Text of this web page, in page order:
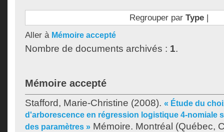
Regrouper par Type|
Aller à Mémoire accepté
Nombre de documents archivés : 1.
Mémoire accepté
Stafford, Marie-Christine (2008). « Étude du
d'arborescence en régression logistique 4-nomiale
des paramètres » Mémoire. Montréal (Québec,